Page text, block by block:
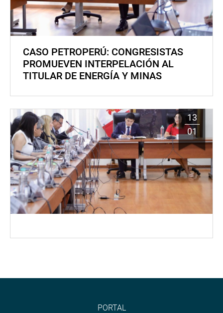
CASO PETROPERÚ: CONGRESISTAS
PROMUEVEN INTERPELACIÓN AL
TITULAR DE ENERGÍA Y MINAS
13
01
PORTAL